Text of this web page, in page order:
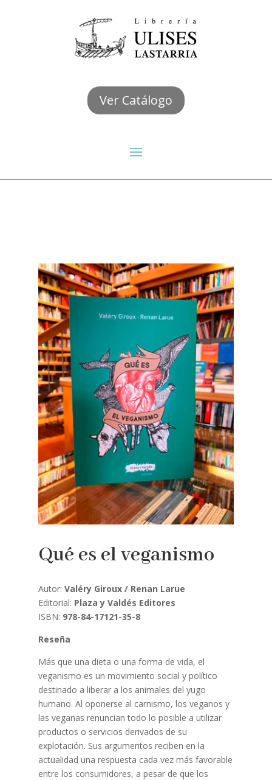
Ver Catálogo
Qué es el veganismo
Autor: Valéry Giroux / Renan Larue
Editorial: Plaza y Valdés Editores
ISBN: 978-84-17121-35-8
Reseña
Más que una dieta o una forma de vida, el
veganismo es un movimiento social y político
destinado a liberar a los animales del yugo
humano. Al oponerse al carnismo, los veganos y
las veganas renuncian todo lo posible a utilizar
productos o servicios derivados de su
explotación. Sus argumentos reciben en la
actualidad una respuesta cada vez más favorable
entre los consumidores, a pesar de que los